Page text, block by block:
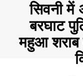
सिवनी में
बरघाट
महुआ शराब